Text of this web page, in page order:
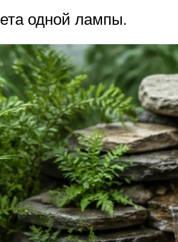
одной лампы.